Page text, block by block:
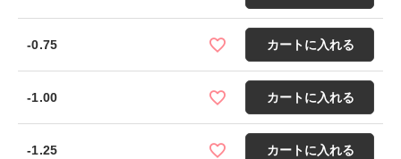
-0.75 カートに入れる
-1.00 カートに入れる
-1.25 カートに入れる